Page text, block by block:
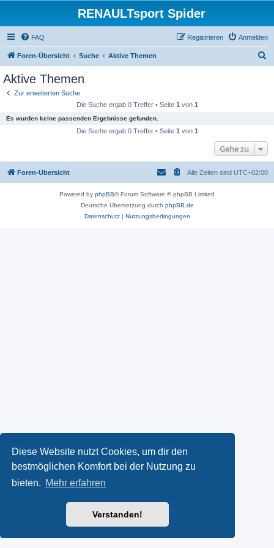
Diese Website nutzt Cookies, um dir den
bestmöglichen Komfort bei der Nutzung zu
bieten. Mehr erfahren
Verstanden!
RENAULTsport Spider
FAQ Anmelden
Registrieren
Foren-Übersicht Suche Aktive Themen
Aktive Themen
Zur erweiterten Suche
Die Suche ergab 0 Treffer • Seite 1 von 1
Es wurden keine passenden Ergebnisse gefunden.
Die Suche ergab 0 Treffer • Seite 1 von 1
Gehe zu
Foren-Übersicht Alle Zeiten sind UTC+02:00
Powered by phpBB® Forum Software © phpBB Limited
Deutsche Übersetzung durch phpBB.de
Datenschutz| Nutzungsbedingungen